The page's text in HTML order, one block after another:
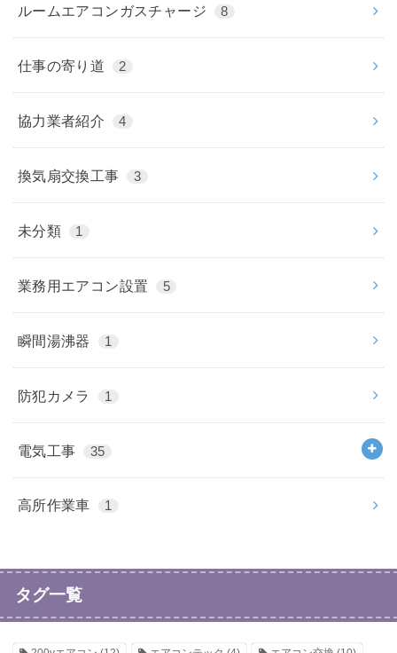
ルームエアコンガスチャージ 8
仕事の寄り道 2
協力業者紹介 4
換気扇交換工事 3
未分類 1
業務用エアコン設置 5
瞬間湯沸器 1
防犯カメラ 1
電気工事 35
高所作業車 1
タグ一覧